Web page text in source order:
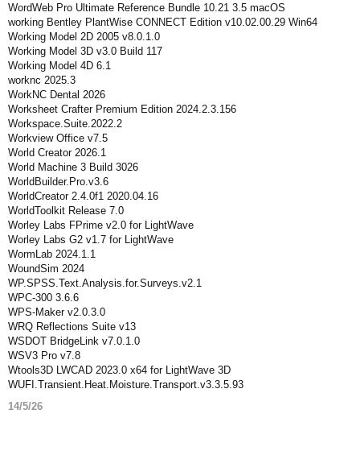
WordWeb Pro Ultimate Reference Bundle 10.21 3.5 macOS
working Bentley PlantWise CONNECT Edition v10.02.00.29 Win64
Working Model 2D 2005 v8.0.1.0
Working Model 3D v3.0 Build 117
Working Model 4D 6.1
worknc 2025.3
WorkNC Dental 2026
Worksheet Crafter Premium Edition 2024.2.3.156
Workspace.Suite.2022.2
Workview Office v7.5
World Creator 2026.1
World Machine 3 Build 3026
WorldBuilder.Pro.v3.6
WorldCreator 2.4.0f1 2020.04.16
WorldToolkit Release 7.0
Worley Labs FPrime v2.0 for LightWave
Worley Labs G2 v1.7 for LightWave
WormLab 2024.1.1
WoundSim 2024
WP.SPSS.Text.Analysis.for.Surveys.v2.1
WPC-300 3.6.6
WPS-Maker v2.0.3.0
WRQ Reflections Suite v13
WSDOT BridgeLink v7.0.1.0
WSV3 Pro v7.8
Wtools3D LWCAD 2023.0 x64 for LightWave 3D
WUFI.Transient.Heat.Moisture.Transport.v3.3.5.93
14/5/26